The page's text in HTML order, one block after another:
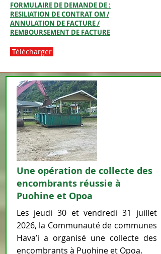
FORMULAIRE DE DEMANDE DE :
RESILIATION DE CONTRAT OM /
ANNULATION DE FACTURE /
REMBOURSEMENT DE FACTURE
Télécharger
Une opération de collecte des
encombrants réussie à
Puohine et Opoa
Les jeudi 30 et vendredi 31 juillet
2026, la Communauté de communes
Hava’i a organisé une collecte des
encombrants à Puohine et Opoa.